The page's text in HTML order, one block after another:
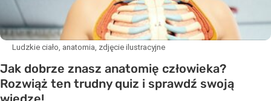
Ludzkie ciało, anatomia, zdjęcie ilustracyjne
Jak dobrze znasz anatomię człowieka?
Rozwiąż ten trudny quiz i sprawdź swoją